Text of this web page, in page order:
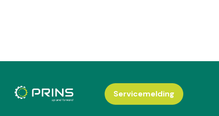
Servicemelding